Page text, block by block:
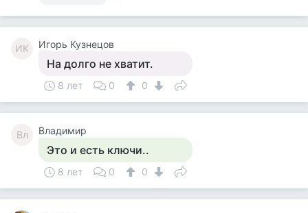
ИК Игорь Кузнецов
На долго не хватит.
8 лет 0 0
Вл Владимир
Это и есть ключи..
8 лет 0 0